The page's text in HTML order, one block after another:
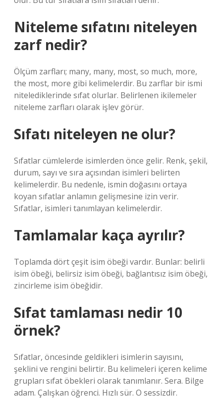
Niteleme sıfatını niteleyen
zarf nedir?
Ölçüm zarfları; many, many, most, so much, more,
the most, more gibi kelimelerdir. Bu zarflar bir ismi
nitelediklerinde sıfat olurlar. Belirlenen ikilemeler
niteleme zarfları olarak işlev görür.
Sıfatı niteleyen ne olur?
Sıfatlar cümlelerde isimlerden önce gelir. Renk, şekil,
durum, sayı ve sıra açısından isimleri belirten
kelimelerdir. Bu nedenle, ismin doğasını ortaya
koyan sıfatlar anlamın gelişmesine izin verir.
Sıfatlar, isimleri tanımlayan kelimelerdir.
Tamlamalar kaça ayrılır?
Toplamda dört çeşit isim öbeği vardır. Bunlar: belirli
isim öbeği, belirsiz isim öbeği, bağlantısız isim öbeği,
zincirleme isim öbeğidir.
Sıfat tamlaması nedir 10
örnek?
Sıfatlar, öncesinde geldikleri isimlerin sayısını,
şeklini ve rengini belirtir. Bu kelimeleri içeren kelime
grupları sıfat öbekleri olarak tanımlanır. Sera. Bilge
adam. Çalışkan öğrenci. Hızlı sür. O sessizdir.